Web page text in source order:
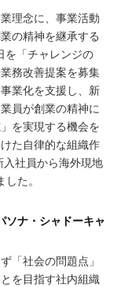
理念に、事業活動
の精神を継承する
を「チャレンジの
務改善提案を募集
業化を支援し、新
員が創業の精神に
を実現する機会を
た自律的な組織作
入社員から海外現地
た。
ソナ・シャドーキャ
「社会の問題点」
を目指す社内組織